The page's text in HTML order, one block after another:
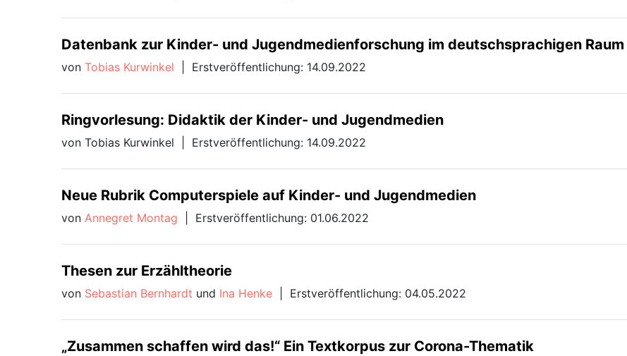
Datenbank zur Kinder- und Jugendmedienforschung im deutschsprachigen Raum
von Tobias Kurwinkel Erstveröffentlichung: 14.09.2022
Ringvorlesung: Didaktik der Kinder- und Jugendmedien
von Tobias Kurwinkel Erstveröffentlichung: 14.09.2022
Neue Rubrik Computerspiele auf Kinder- und Jugendmedien
von Annegret Montag Erstveröffentlichung: 01.06.2022
Thesen zur Erzähltheorie
von Sebastian Bernhardt und Ina Henke Erstveröffentlichung: 04.05.2022
„Zusammen schaffen wird das!“ Ein Textkorpus zur Corona-Thematik